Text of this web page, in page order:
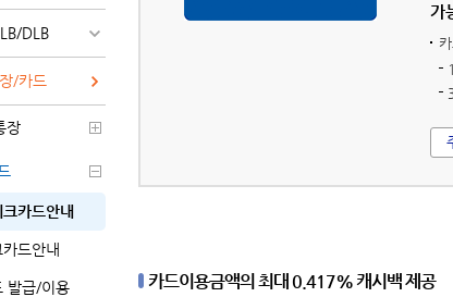
DLB
/카드
장
카드안내
드안내
발급/이용
가
카드이용금액의 최대 0.417% 캐시백 제공